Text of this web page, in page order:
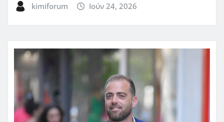
kimiforum Ιούν 24, 2026